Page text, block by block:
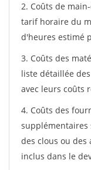
2. Coûts de
tarif horaire du
d'heures estimé
3. Coûts des
liste détaillée
avec leurs coûts
4. Coûts des
supplémentaires
des clous ou
inclus dans le